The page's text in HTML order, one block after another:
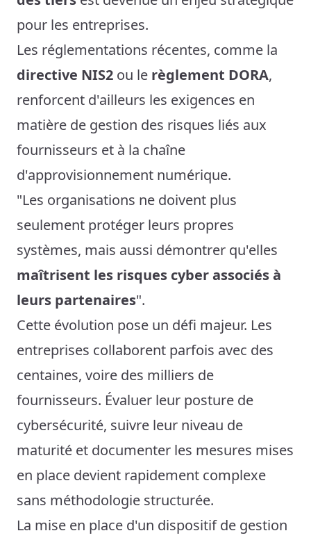
pour les entreprises.
Les réglementations récentes, comme la
directive NIS2 ou le règlement DORA,
renforcent d'ailleurs les exigences en
matière de gestion des risques liés aux
fournisseurs et à la chaîne
d'approvisionnement numérique.
"Les organisations ne doivent plus
seulement protéger leurs propres
systèmes, mais aussi démontrer qu'elles
maîtrisent les risques cyber associés à
leurs partenaires".
Cette évolution pose un défi majeur. Les
entreprises collaborent parfois avec des
centaines, voire des milliers de
fournisseurs. Évaluer leur posture de
cybersécurité, suivre leur niveau de
maturité et documenter les mesures mises
en place devient rapidement complexe
sans méthodologie structurée.
La mise en place d'un dispositif de gestion